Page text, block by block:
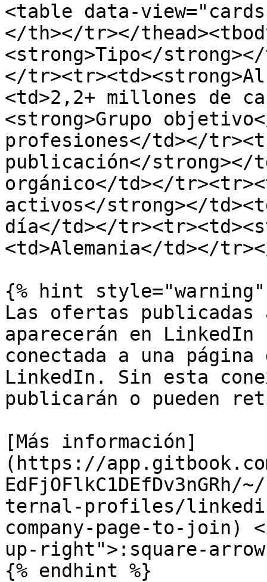
<table data-
</th></tr></
<strong>Tipo</
</
<td>2,2+ millones de
<strong>Grupo
profesiones</td></
publicación</strong></
orgánico</td></
activos</strong></
día</td></
<td>Alemania</td></
{% hint style="warning"
Las ofertas
aparecerán en
conectada a una
LinkedIn. Sin esta
publicarán o pueden
[Más información]
(https://
ternal-profiles/
company-page-to-join)
up-right">:square-
{% endhint %}